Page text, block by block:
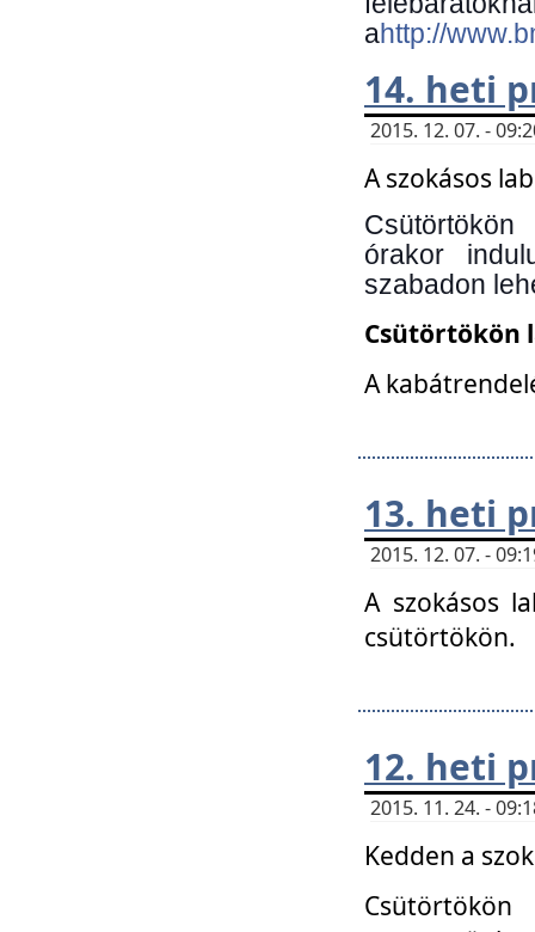
ahttp://
14. heti
2015. 12. 07. -
A szokásos
órakor
szabadon
Csütörtökön
A
13. heti
2015. 12. 07. -
A szokásos
csütörtökön.
12. heti
2015. 11. 24. -
Kedden a